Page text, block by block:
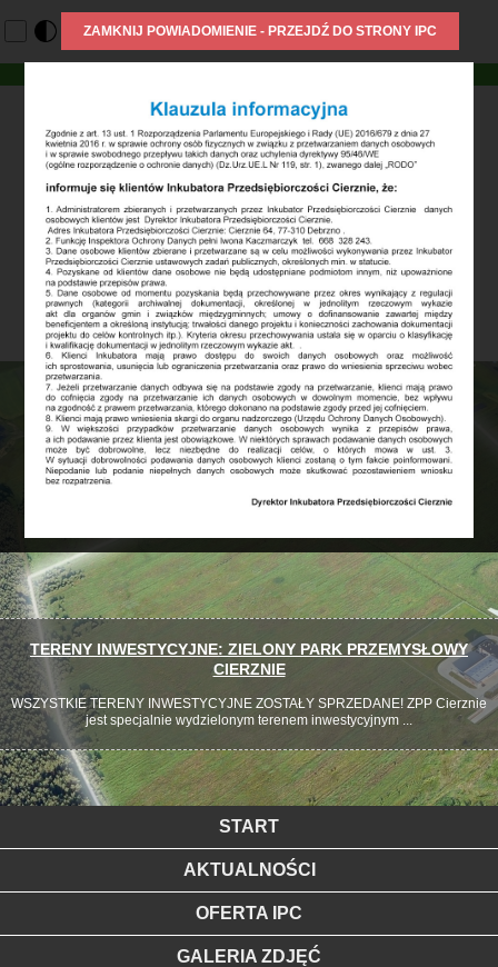
Cierznie 64
77-310 Debrzno
woj. pomorskie
tel. +48 668 328 243
fax. 59 722 13 33
e-mail: biuro@ipc.debrzno.pl
1 2 3
TERENY INWESTYCYJNE: ZIELONY PARK PRZEMYSŁOWY
CIERZNIE
WSZYSTKIE TERENY INWESTYCYJNE ZOSTAŁY SPRZEDANE! ZPP Cierznie
jest specjalnie wydzielonym terenem inwestycyjnym ...
START
AKTUALNOŚCI
OFERTA IPC
GALERIA ZDJĘĆ